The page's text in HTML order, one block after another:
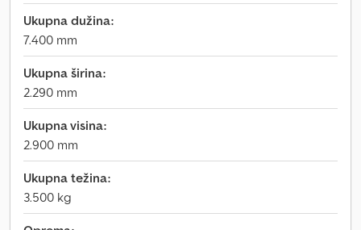
Ukupna dužina:
7.400 mm
Ukupna širina:
2.290 mm
Ukupna visina:
2.900 mm
Ukupna težina:
3.500 kg